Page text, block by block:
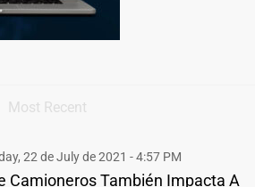
Most Recent
22 de July de 2021 - 4:57 PM
Camioneros También Impacta A